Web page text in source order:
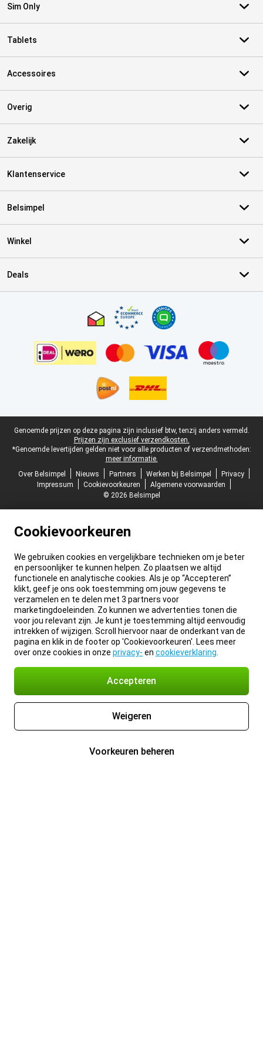
Sim Only
Tablets
Accessoires
Overig
Zakelijk
Klantenservice
Belsimpel
Winkel
Deals
Juridische voettekst
Genoemde prijzen op deze pagina zijn inclusief btw, tenzij anders vermeld.
Prijzen zijn exclusief verzendkosten.
*Genoemde levertijden gelden niet voor alle producten of verzendmethoden:
meer informatie.
Over Belsimpel
Nieuws Partners Werken bij Belsimpel
Privacy
Impressum
Cookievoorkeuren
Algemene voorwaarden
© 2026 Belsimpel
Cookievoorkeuren
We gebruiken cookies en vergelijkbare technieken om je beter
en persoonlijker te kunnen helpen. Zo plaatsen we altijd
functionele en analytische cookies. Als je op “Accepteren”
klikt, geef je ons ook toestemming om jouw gegevens te
verzamelen en te delen met 3 partners voor
marketingdoeleinden. Zo kunnen we advertenties tonen die
voor jou relevant zijn. Je kunt je toestemming altijd eenvoudig
intrekken of wijzigen. Scroll hiervoor naar de onderkant van de
pagina en klik in de footer op 'Cookievoorkeuren'. Lees meer
over onze cookies in onze privacy- en cookieverklaring
Accepteren
Weigeren
Voorkeuren beheren